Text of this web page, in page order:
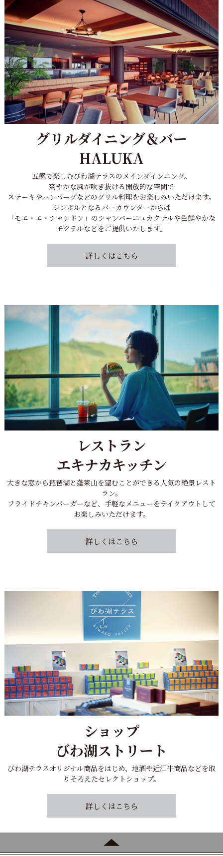
グリルダイニング＆バー
HALUKA
五感で楽しむびわ湖テラスのメインダインニング。
爽やかな風が吹き抜ける開放的な空間で
ステーキやハンバーグなどのグリル料理をお楽しみいただけます。
シンボルとなるバーカウンターからは
「モエ・エ・シャンドン」のシャンパーニュカクテルや色鮮やかな
モクテルなどをご提供いたします。
詳しくはこちら
レストラン
エキナカキッチン
大きな窓から琵琶湖と蓬莱山を望むことができる人気の絶景レスト
ラン。
フライドチキンバーガーなど、手軽なメニューをテイクアウトして
お楽しみいただけます。
詳しくはこちら
ショップ
びわ湖ストリート
びわ湖テラスオリジナル商品をはじめ、地酒や近江牛商品などを取
りそろえたセレクトショップ。
詳しくはこちら